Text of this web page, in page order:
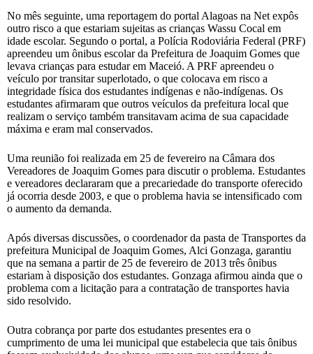
No mês seguinte, uma reportagem do portal Alagoas na Net expôs
outro risco a que estariam sujeitas as crianças Wassu Cocal em
idade escolar. Segundo o portal, a Polícia Rodoviária Federal (PRF)
apreendeu um ônibus escolar da Prefeitura de Joaquim Gomes que
levava crianças para estudar em Maceió. A PRF apreendeu o
veículo por transitar superlotado, o que colocava em risco a
integridade física dos estudantes indígenas e não-indígenas. Os
estudantes afirmaram que outros veículos da prefeitura local que
realizam o serviço também transitavam acima de sua capacidade
máxima e eram mal conservados.
Uma reunião foi realizada em 25 de fevereiro na Câmara dos
Vereadores de Joaquim Gomes para discutir o problema. Estudantes
e vereadores declararam que a precariedade do transporte oferecido
já ocorria desde 2003, e que o problema havia se intensificado com
o aumento da demanda.
Após diversas discussões, o coordenador da pasta de Transportes da
prefeitura Municipal de Joaquim Gomes, Alci Gonzaga, garantiu
que na semana a partir de 25 de fevereiro de 2013 três ônibus
estariam à disposição dos estudantes. Gonzaga afirmou ainda que o
problema com a licitação para a contratação de transportes havia
sido resolvido.
Outra cobrança por parte dos estudantes presentes era o
cumprimento de uma lei municipal que estabelecia que tais ônibus